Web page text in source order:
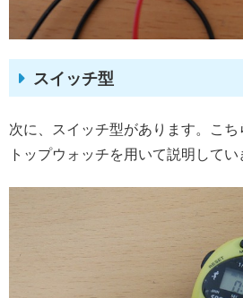
スイッチ型
次に、スイッチ型があります。こ
トップウォッチを用いて説明してい